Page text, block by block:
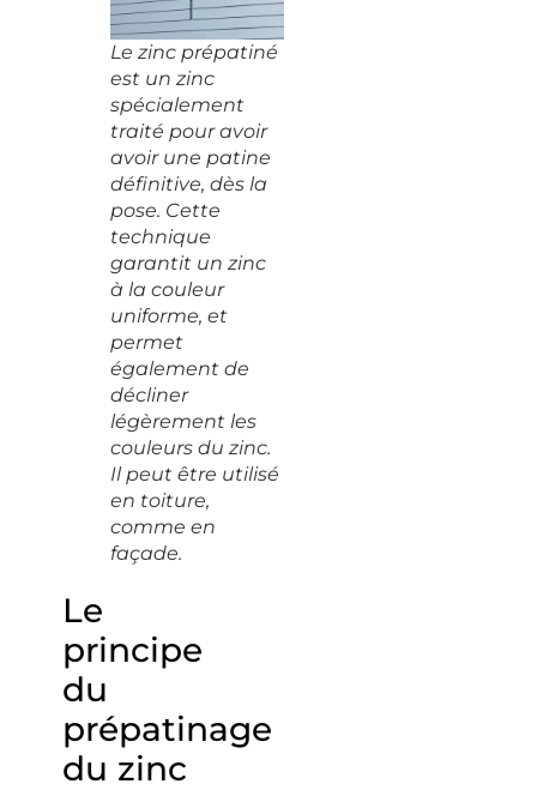
Le zinc prépatiné
est un zinc
spécialement
traité pour avoir
avoir une patine
définitive, dès la
pose. Cette
technique
garantit un zinc
à la couleur
uniforme, et
permet
également de
décliner
légèrement les
couleurs du zinc.
Il peut être utilisé
en toiture,
comme en
façade.
Le
principe
du
prépatinage
du zinc